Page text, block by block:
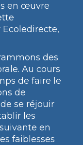
en œuvre
des
Au cours
de faire le
de
se réjouir
les
en
faiblesses